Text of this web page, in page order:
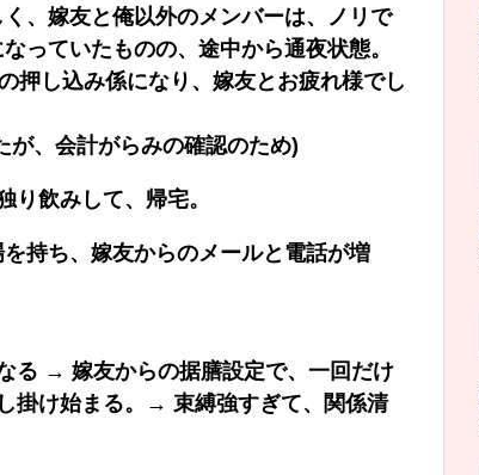
、嫁友と俺以外のメンバーは、ノリで
っていたものの、途中から通夜状態。
押し込み係になり、嫁友とお疲れ様でし
が、会計がらみの確認のため)
飲みして、帰宅。
持ち、嫁友からのメールと電話が増
る → 嫁友からの据膳設定で、一回だけ
掛け始まる。→ 束縛強すぎて、関係清